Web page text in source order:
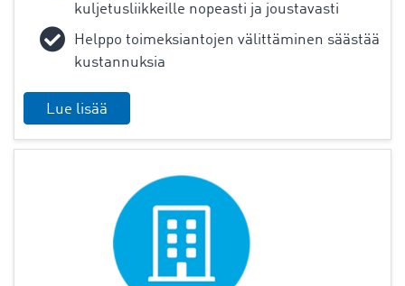
kuljetusliikkeille nopeasti ja joustavasti
Helppo toimeksiantojen välittäminen säästää
kustannuksia
Lue lisää